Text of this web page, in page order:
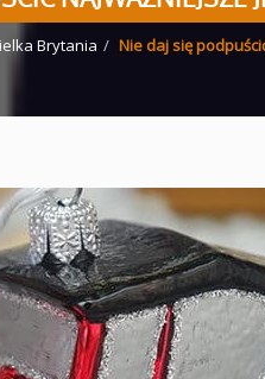
Brytania Nie daj się